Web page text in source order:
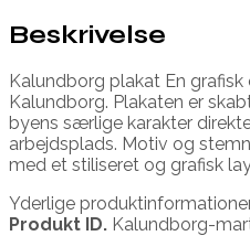
Beskrivelse
Kalundborg plakat En
Kalundborg. Plakaten er
byens særlige karakter
arbejdsplads. Motiv og
med et stiliseret og grafisk
Yderlige
Produkt ID. Kalundborg-